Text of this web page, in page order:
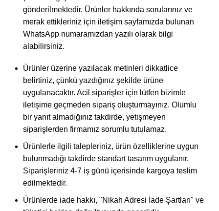
gönderilmektedir. Ürünler hakkında sorularınız ve
merak ettikleriniz için iletişim sayfamızda bulunan
WhatsApp numaramızdan yazılı olarak bilgi
alabilirsiniz.
Ürünler üzerine yazılacak metinleri dikkatlice
belirtiniz, çünkü yazdığınız şekilde ürüne
uygulanacaktır. Acil siparişler için lütfen bizimle
iletişime geçmeden sipariş oluşturmayınız. Olumlu
bir yanıt almadığınız takdirde, yetişmeyen
siparişlerden firmamız sorumlu tutulamaz.
Ürünlerle ilgili talepleriniz, ürün özelliklerine uygun
bulunmadığı takdirde standart tasarım uygulanır.
Siparişleriniz 4-7 iş günü içerisinde kargoya teslim
edilmektedir.
Ürünlerde iade hakkı, "Nikah Adresi İade Şartları" ve